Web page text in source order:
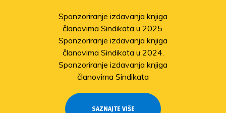
Sponzoriranje izdavanja knjiga
članovima Sindikata u 2025.
Sponzoriranje izdavanja knjiga
članovima Sindikata u 2024.
Sponzoriranje izdavanja knjiga
članovima Sindikata
SAZNAJTE VIŠE